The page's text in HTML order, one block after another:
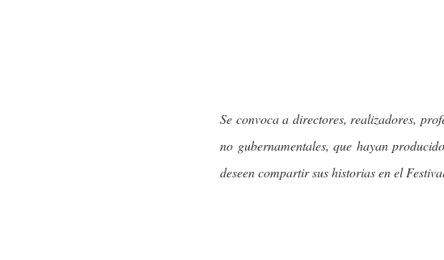
Se convoca a directores, realizadores,
no gubernamentales, que hayan
deseen compartir sus historias en el